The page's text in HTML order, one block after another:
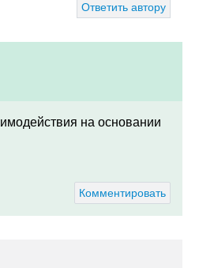
Ответить автору
на основании
Комментировать